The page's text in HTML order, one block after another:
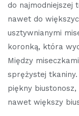
do
nawet do
usztywnianymi
koronką, która
Między
sprężystej
piękny
nawet większy